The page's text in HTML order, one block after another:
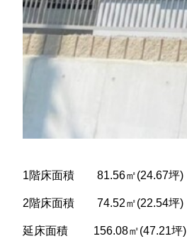
1階床面積 81.56㎡(24.67坪)
2階床面積 74.52㎡(22.54坪)
延床面積 156.08㎡(47.21坪)